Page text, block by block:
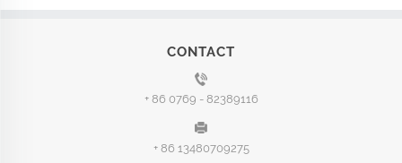
CONTACT
+ 86 0769 - 82389116
+ 86 13480709275